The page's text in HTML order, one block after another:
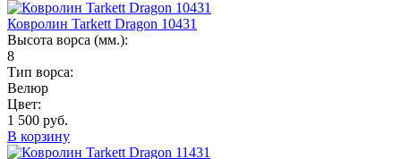
Ковролин Tarkett Dragon 10431
Высота ворса (мм.):
8
Тип ворса:
Велюр
Цвет:
1 500 руб.
В корзину